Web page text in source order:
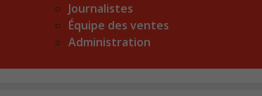
Journalistes
Équipe des ventes
Administration